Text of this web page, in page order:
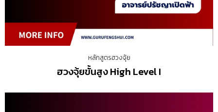
หลักสูตรฮวงจุ้ย
ฮวงจุ้ยขั้นสูง High Level I